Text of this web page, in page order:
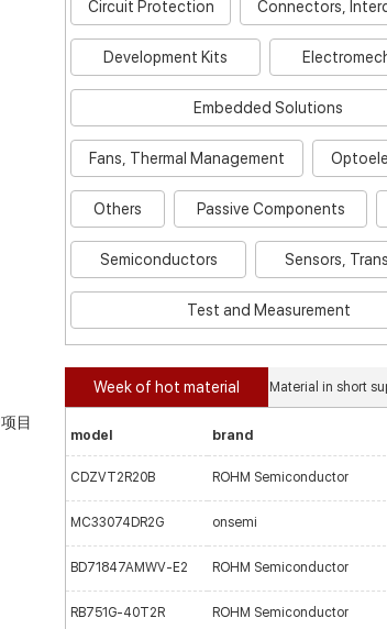
目
Circuit Protection Connectors,
Development Kits
Embedded Solutions
Fans, Thermal Management
Others Passive Components
Semiconductors Sensors,
Test and Measurement
Week of hot material Material in short
model brand
CDZVT2R20B ROHM Semiconductor
MC33074DR2G onsemi
BD71847AMWV-E2 ROHM Semiconductor
RB751G-40T2R ROHM Semiconductor